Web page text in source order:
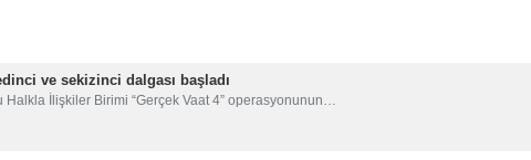
ve sekizinci dalgası başladı
Halkla İlişkiler Birimi “Gerçek Vaat 4” operasyonunun…